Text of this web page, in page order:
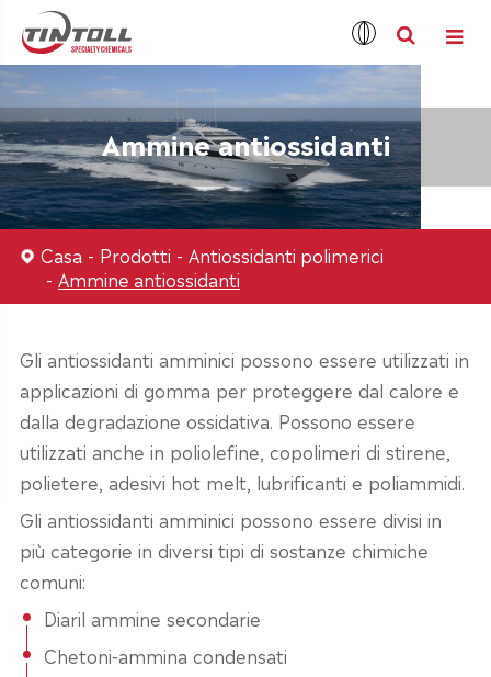
Ammine antiossidanti
Casa Prodotti
Antiossidanti polimerici
Ammine antiossidanti
Gli antiossidanti amminici possono essere utilizzati in
applicazioni di gomma per proteggere dal calore e
dalla degradazione ossidativa. Possono essere
utilizzati anche in poliolefine, copolimeri di stirene,
polietere, adesivi hot melt, lubrificanti e poliammidi.
Gli antiossidanti amminici possono essere divisi in
più categorie in diversi tipi di sostanze chimiche
comuni:
Diaril ammine secondarie
Chetoni-ammina condensati